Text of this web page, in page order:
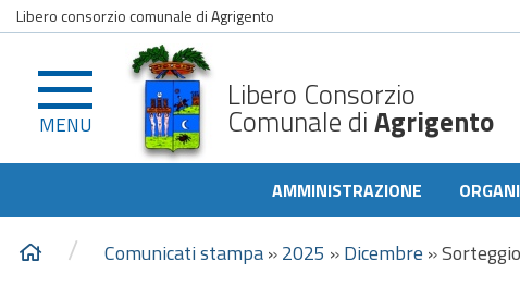
Libero consorzio comunale di Agrigento
MENU
Libero Consorzio
Comunale diAgrigento
AMMINISTRAZIONE
/ Comunicati stampa»2025 »Dicembre »